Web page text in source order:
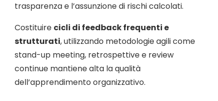
trasparenza e l’assunzione di rischi calcolati.
Costituire cicli di feedback frequenti e
strutturati, utilizzando metodologie agili come
stand-up meeting, retrospettive e review
continue mantiene alta la qualità
dell’apprendimento organizzativo.